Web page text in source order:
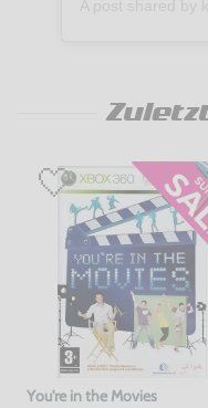
You're in the Movies